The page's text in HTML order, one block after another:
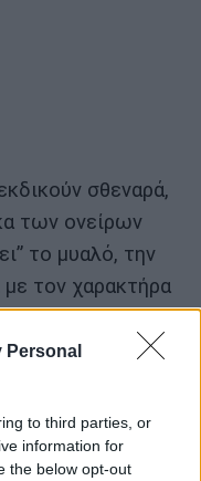
Personal
to third parties, or
information for
the below opt-out
σθεναρά,
των ονείρων
το μυαλό, την
με τον χαρακτήρα
τετ-α-τετ,
στη μία και
τη ζωή. Η